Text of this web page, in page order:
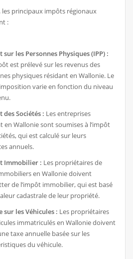
les principaux impôts régionaux
:
sur les Personnes Physiques (IPP) :
est prélevé sur les revenus des
physiques résidant en Wallonie. Le
varie en fonction du niveau
des Sociétés : Les entreprises
en Wallonie sont soumises à l’impôt
qui est calculé sur leurs
annuels.
Immobilier : Les propriétaires de
en Wallonie doivent
de l’impôt immobilier, qui est basé
cadastrale de leur propriété.
sur les Véhicules : Les propriétaires
immatriculés en Wallonie doivent
taxe annuelle basée sur les
du véhicule.